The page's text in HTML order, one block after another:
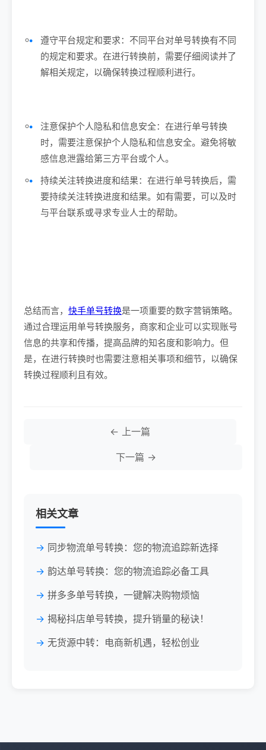
遵守平台规定和要求：不同平台对单号转换有不同
的规定和要求。在进行转换前，需要仔细阅读并了
解相关规定，以确保转换过程顺利进行。
注意保护个人隐私和信息安全：在进行单号转换
时，需要注意保护个人隐私和信息安全。避免将敏
感信息泄露给第三方平台或个人。
持续关注转换进度和结果：在进行单号转换后，需
要持续关注转换进度和结果。如有需要，可以及时
与平台联系或寻求专业人士的帮助。
总结而言， 快手单号转换是一项重要的数字营销策略。
通过合理运用单号转换服务，商家和企业可以实现账号
信息的共享和传播，提高品牌的知名度和影响力。但
是，在进行转换时也需要注意相关事项和细节，以确保
转换过程顺利且有效。
← 上一篇
下一篇 →
相关文章
同步物流单号转换：您的物流追踪新选择
韵达单号转换：您的物流追踪必备工具
拼多多单号转换，一键解决购物烦恼
揭秘抖店单号转换，提升销量的秘诀！
无货源中转：电商新机遇，轻松创业